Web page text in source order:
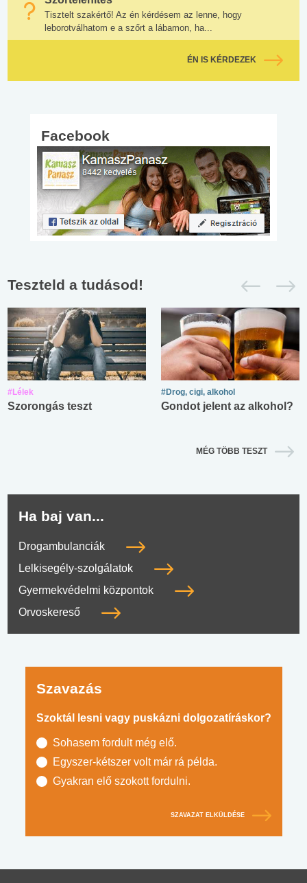
Tisztelt szakértő! Az én kérdésem az lenne, hogy
leborotválhatom e a szőrt a lábamon, ha...
ÉN IS KÉRDEZEK
Facebook
Teszteld a tudásod!
#Lélek
Szorongás teszt
#Drog, cigi, alkohol
Gondot jelent az alkohol?
MÉG TÖBB TESZT
Ha baj van...
Drogambulanciák
Lelkisegély-szolgálatok
Gyermekvédelmi központok
Orvoskereső
Szavazás
Szoktál lesni vagy puskázni dolgozatíráskor?
Sohasem fordult még elő.
Egyszer-kétszer volt már rá példa.
Gyakran elő szokott fordulni.
SZAVAZAT ELKÜLDÉSE